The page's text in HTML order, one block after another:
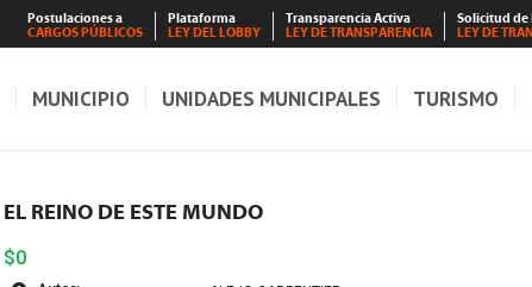
Postulaciones a
CARGOS PÚBLICOS
Plataforma
LEY DEL LOBBY
Transparencia Activa
LEY DE TRANSPARENCIA
Solicitud
LEY DE
MUNICIPIO UNIDADES MUNICIPALES TURISMO
EL REINO DE ESTE MUNDO
$0